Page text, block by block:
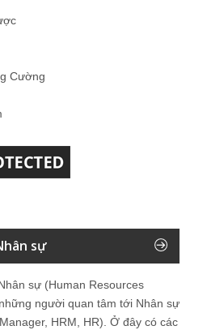
Cường
sự
sự (Human Resources
người quan tâm tới Nhân sự
HRM, HR). Ở đây có các